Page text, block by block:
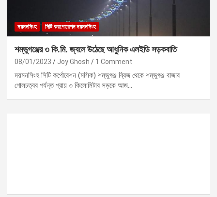
ময়মনসিংহ সিটি করপোরেশন ময়মনসিংহ
শম্ভুগঞ্জের ৩ কি.মি. জ্বলে উঠেছে আধুনিক এলইডি সড়কবাতি
08/01/2023 Joy Ghosh 1 Comment
ময়মনসিংহ সিটি কর্পোরেশন (মসিক) শম্ভুগঞ্জ ব্রিজ থেকে শম্ভুগঞ্জ বাজার
গোলচত্বর পর্যন্ত প্রায় ৩ কিলোমিটার সড়কে আজ…